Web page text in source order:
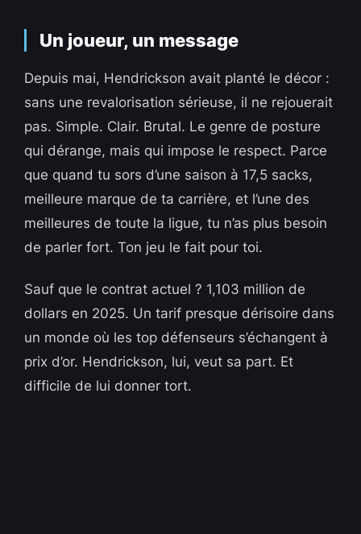
Un joueur, un message
Depuis mai, Hendrickson avait planté le décor :
sans une revalorisation sérieuse, il ne rejouerait
pas. Simple. Clair. Brutal. Le genre de posture
qui dérange, mais qui impose le respect. Parce
que quand tu sors d’une saison à 17,5 sacks,
meilleure marque de ta carrière, et l’une des
meilleures de toute la ligue, tu n’as plus besoin
de parler fort. Ton jeu le fait pour toi.
Sauf que le contrat actuel ? 1,103 million de
dollars en 2025. Un tarif presque dérisoire dans
un monde où les top défenseurs s’échangent à
prix d’or. Hendrickson, lui, veut sa part. Et
difficile de lui donner tort.